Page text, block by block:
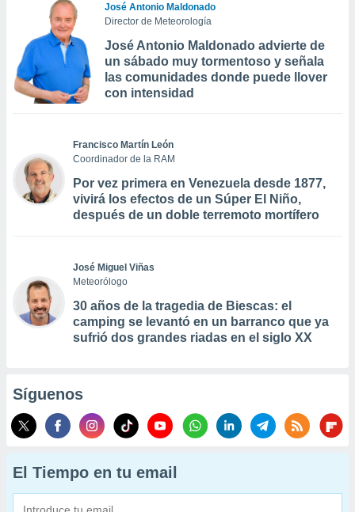
José Antonio Maldonado
Director de Meteorología
José Antonio Maldonado advierte de
un sábado muy tormentoso y señala
las comunidades donde puede llover
con intensidad
Francisco Martín León
Coordinador de la RAM
Por vez primera en Venezuela desde 1877,
vivirá los efectos de un Súper El Niño,
después de un doble terremoto mortífero
José Miguel Viñas
Meteorólogo
30 años de la tragedia de Biescas: el
camping se levantó en un barranco que ya
sufrió dos grandes riadas en el siglo XX
Síguenos
El Tiempo en tu email